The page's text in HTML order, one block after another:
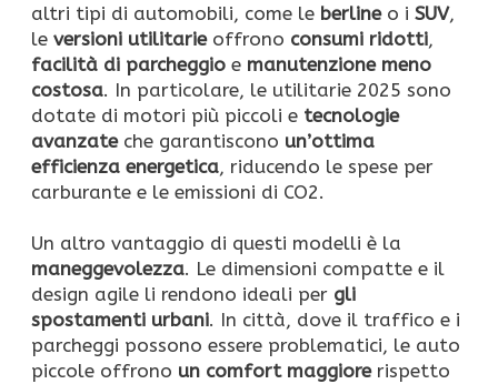
altri tipi di automobili, come le berlineo i SUV,
le versioni utilitarieoffrono consumi ridotti,
facilità di parcheggio e manutenzione meno
costosa. In particolare, le utilitarie 2025 sono
dotate di motori più piccoli e tecnologie
avanzateche garantiscono un’ottima
efficienza energetica, riducendo le spese per
carburante e le emissioni di CO2.
Un altro vantaggio di questi modelli è la
maneggevolezza. Le dimensioni compatte e il
design agile li rendono ideali per gli
spostamenti urbani. In città, dove il traffico e i
parcheggi possono essere problematici, le auto
piccole offrono un comfort maggiorerispetto